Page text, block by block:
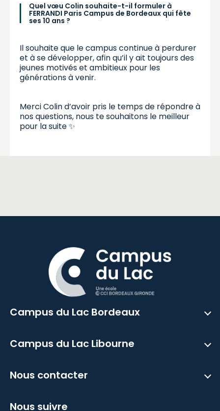
Quel vœu Colin souhaite-t-il formuler à
FERRANDI Paris Campus de Bordeaux qui fête
ses 10 ans ?
Il souhaite que le campus continue à perdurer
et à se développer, afin qu’il y ait toujours des
jeunes motivés et ambitieux pour les
générations à venir.
Merci Colin d’avoir pris le temps de répondre à
nos questions, nous te souhaitons le meilleur
pour la suite ✨
Campus du Lac Bordeaux
Campus du Lac Libourne
Nous contacter
Nous suivre